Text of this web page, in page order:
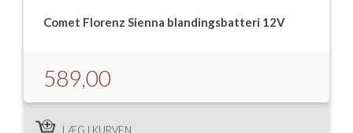
Comet Florenz Sienna blandingsbatteri 12V
589,00
LÆG I KURVEN